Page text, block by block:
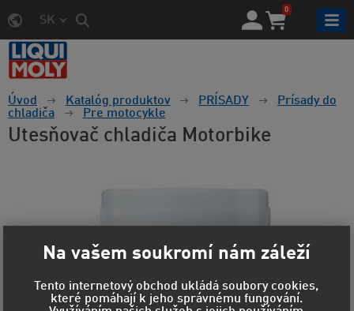
SK
0
Úvod Katalóg produktov PRÍSADY
Prísady do
chladiča
Pre motocykle
Utesňovač chladiča Motorbike
Na vašem soukromí nám záleží
Tento internetový obchod ukládá soubory cookies,
které pomáhají k jeho správnému fungování.